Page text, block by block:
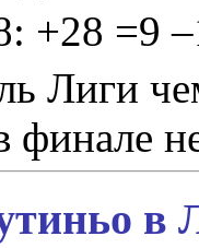
+28 =9
Лиги
финале
в